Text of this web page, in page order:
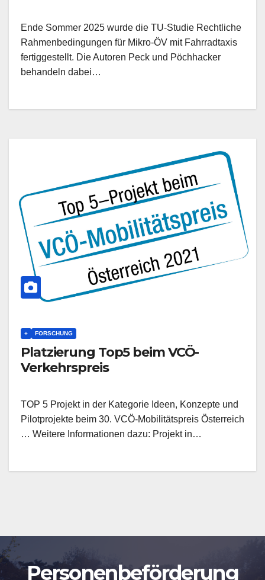
Ende Sommer 2025 wurde die TU-Studie Rechtliche
Rahmenbedingungen für Mikro-ÖV mit Fahrradtaxis
fertiggestellt. Die Autoren Peck und Pöchhacker
behandeln dabei…
+ FORSCHUNG
Platzierung Top5 beim VCÖ-
Verkehrspreis
TOP 5 Projekt in der Kategorie Ideen, Konzepte und
Pilotprojekte beim 30. VCÖ-Mobilitätspreis Österreich
… Weitere Informationen dazu: Projekt in…
Personenbeförderung